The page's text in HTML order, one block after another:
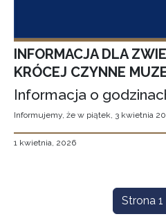
INFORMACJA DLA
KRÓCEJ CZYNNE
Informacja o
Informujemy, że w piątek, 3 kwietnia
1 kwietnia, 2026
Strona 1